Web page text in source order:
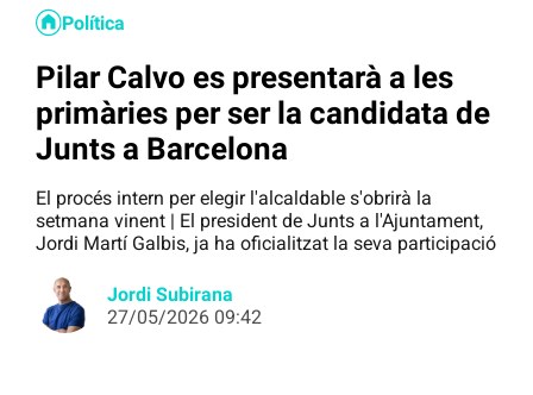
Política
Pilar Calvo es presentarà a les
primàries per ser la candidata de
Junts a Barcelona
El procés intern per elegir l'alcaldable s'obrirà la
setmana vinent | El president de Junts a l'Ajuntament,
Jordi Martí Galbis, ja ha oficialitzat la seva participació
Jordi Subirana
27/05/2026 09:42